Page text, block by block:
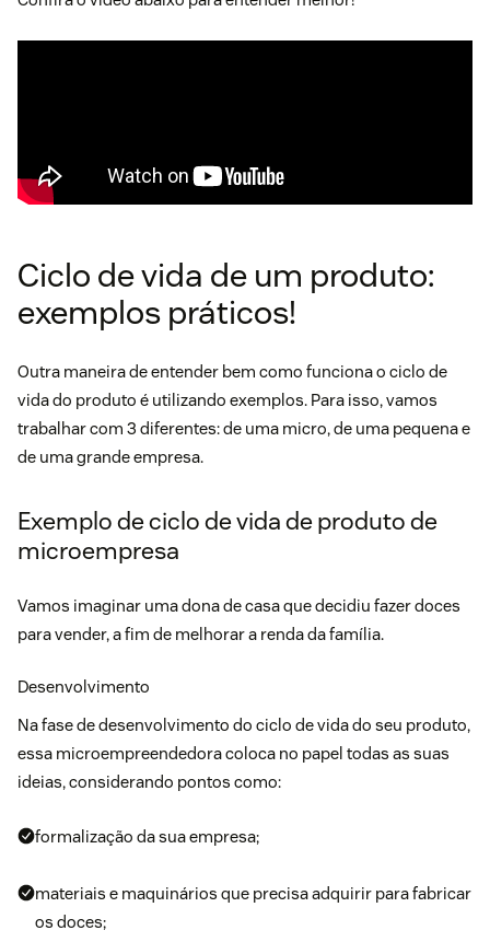
Ciclo de vida de um produto:
exemplos práticos!
Outra maneira de entender bem como funciona o ciclo de
vida do produto é utilizando exemplos. Para isso, vamos
trabalhar com 3 diferentes: de uma micro, de uma pequena e
de uma grande empresa.
Exemplo de ciclo de vida de produto de
microempresa
Vamos imaginar uma dona de casa que decidiu fazer doces
para vender, a fim de melhorar a renda da família.
Desenvolvimento
Na fase de desenvolvimento do ciclo de vida do seu produto,
essa microempreendedora coloca no papel todas as suas
ideias, considerando pontos como:
formalização da sua empresa;
materiais e maquinários que precisa adquirir para fabricar
os doces;